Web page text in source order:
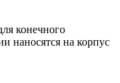
конечного
наносятся на корпус